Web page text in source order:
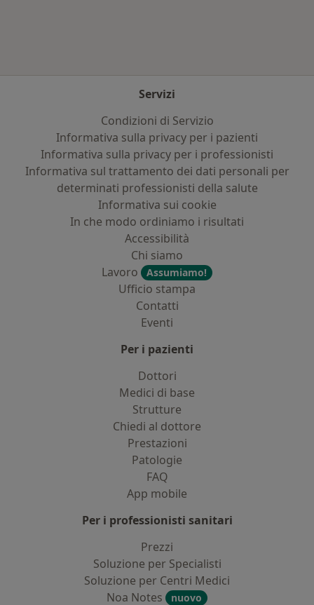
Servizi
Condizioni di Servizio
Informativa sulla privacy per i pazienti
Informativa sulla privacy per i professionisti
Informativa sul trattamento dei dati personali per
determinati professionisti della salute
Informativa sui cookie
In che modo ordiniamo i risultati
Accessibilità
Chi siamo
Lavoro
Assumiamo!
Ufficio stampa
Contatti
Eventi
Per i pazienti
Dottori
Medici di base
Strutture
Chiedi al dottore
Prestazioni
Patologie
FAQ
App mobile
Per i professionisti sanitari
Prezzi
Soluzione per Specialisti
Soluzione per Centri Medici
Noa Notes
nuovo